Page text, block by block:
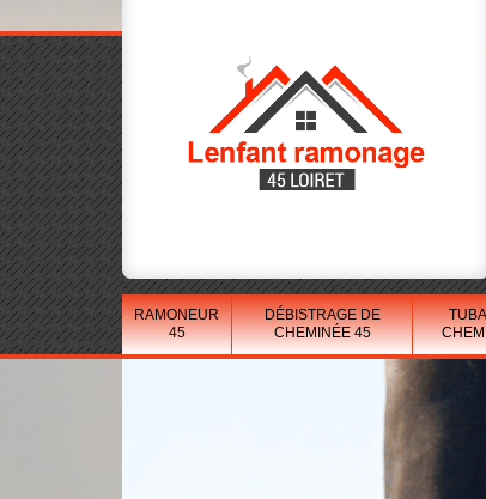
RAMONEUR
45
DÉBISTRAGE DE
CHEMINÉE 45